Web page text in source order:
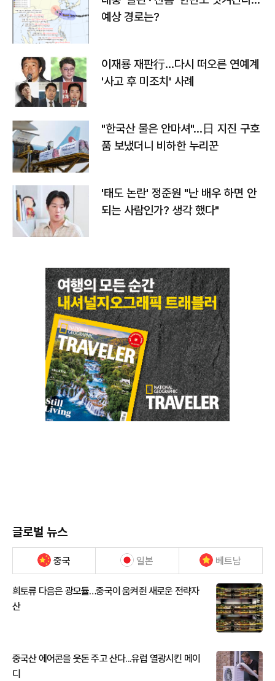
예상 경로는?
이재룡 재판行…다시 떠오른 연예계
'사고 후 미조치' 사례
"한국산 물은 안마셔"…日 지진 구호
품 보냈더니 비하한 누리꾼
'태도 논란' 정준원 "난 배우 하면 안
되는 사람인가? 생각 했다"
글로벌 뉴스
중국 일본 베트남
희토류 다음은 광모듈…중국이 움켜쥔 새로운 전략자
산
중국산 에어콘을 웃돈 주고 산다...유럽 열광시킨 메이
디